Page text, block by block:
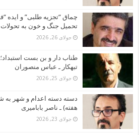
چماق “تجزیه طلبی” و ایده
تحمیل جنگ و خون به
جولای 26, 2026
طناب دار و بن بست استبداد؛
تبهکار ـ عباس منصوران
جولای 25, 2026
دسته دسته اعدام و شهر به
هفته) ـ ناصر بابامیری
جولای 23, 2026